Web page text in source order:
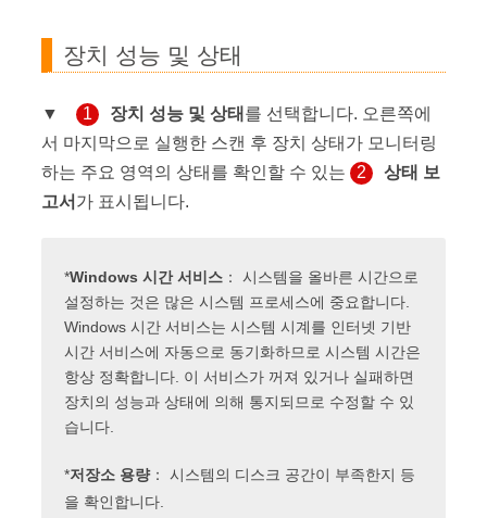
장치 성능 및 상태
▼ 1 장치 성능 및 상태 를 선택합니다. 오른쪽에
서 마지막으로 실행한 스캔 후 장치 상태가 모니터링
하는 주요 영역의 상태를 확인할 수 있는
2
상태 보
고서 가 표시됩니다.
*Windows 시간 서비스 ： 시스템을 올바른 시간으로
설정하는 것은 많은 시스템 프로세스에 중요합니다.
Windows 시간 서비스는 시스템 시계를 인터넷 기반
시간 서비스에 자동으로 동기화하므로 시스템 시간은
항상 정확합니다. 이 서비스가 꺼져 있거나 실패하면
장치의 성능과 상태에 의해 통지되므로 수정할 수 있
습니다.
*저장소 용량： 시스템의 디스크 공간이 부족한지 등
을 확인합니다.